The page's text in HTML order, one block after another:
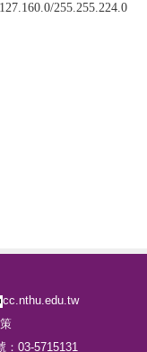
255.255.224.0
cc.nthu.edu.tw
：03-5715131